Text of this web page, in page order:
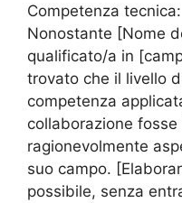
Competenza tecnica:
Nonostante [Nome
qualificato/a in
trovato che il livello
competenza
collaborazione
ragionevolmente
suo campo.
possibile, senza